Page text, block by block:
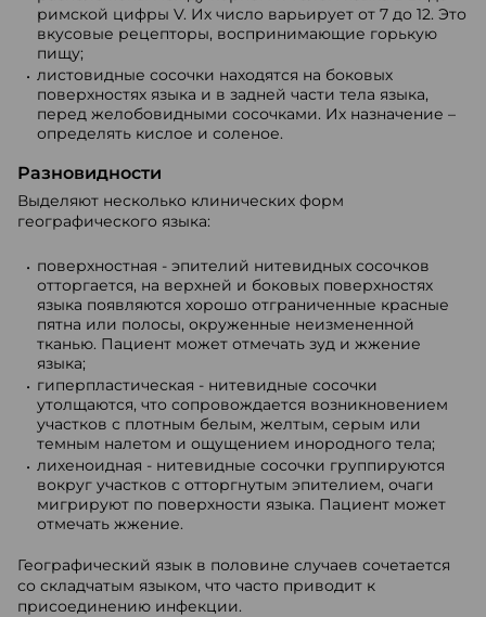
римской цифры V. Их число варьирует от 7 до 12. Это
вкусовые рецепторы, воспринимающие горькую
пищу;
листовидные сосочки находятся на боковых
поверхностях языка и в задней части тела языка,
перед желобовидными сосочками. Их назначение –
определять кислое и соленое.
Разновидности
Выделяют несколько клинических форм
географического языка:
поверхностная - эпителий нитевидных сосочков
отторгается, на верхней и боковых поверхностях
языка появляются хорошо отграниченные красные
пятна или полосы, окруженные неизмененной
тканью. Пациент может отмечать зуд и жжение
языка;
гиперпластическая - нитевидные сосочки
утолщаются, что сопровождается возникновением
участков с плотным белым, желтым, серым или
темным налетом и ощущением инородного тела;
лихеноидная - нитевидные сосочки группируются
вокруг участков с отторгнутым эпителием, очаги
мигрируют по поверхности языка. Пациент может
отмечать жжение.
Географический язык в половине случаев сочетается
со складчатым языком, что чаcто приводит к
присоединению инфекции.